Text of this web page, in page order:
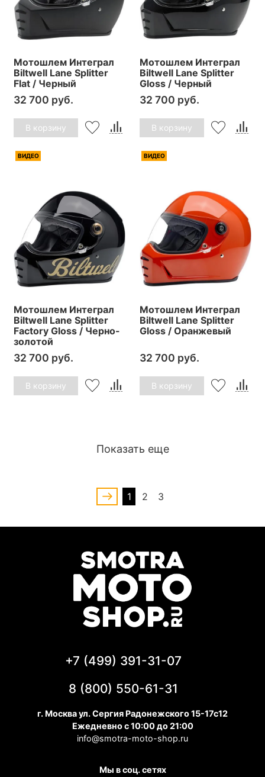
Мотошлем Интеграл
Biltwell Lane Splitter
Flat / Черный
32 700 руб.
В корзину
Мотошлем Интеграл
Biltwell Lane Splitter
Gloss / Черный
32 700 руб.
В корзину
ВИДЕО
Мотошлем Интеграл
Biltwell Lane Splitter
Factory Gloss / Черно-
золотой
32 700 руб.
В корзину
ВИДЕО
Мотошлем Интеграл
Biltwell Lane Splitter
Gloss / Оранжевый
32 700 руб.
В корзину
Показать еще
1 2 3
+7 (499) 391-31-07
8 (800) 550-61-31
г. Москва ул. Сергия Радонежского 15-17с12
Ежедневно с 10:00 до 21:00
info@smotra-moto-shop.ru
Мы в соц. сетях